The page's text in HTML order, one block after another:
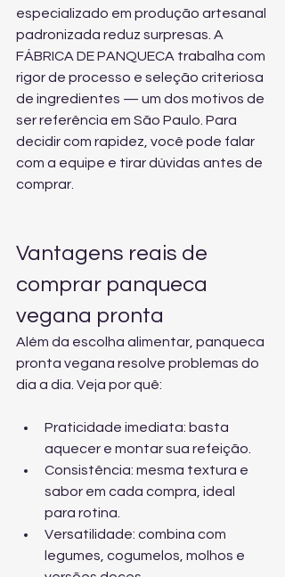
especializado em produção artesanal
padronizada reduz surpresas. A
FÁBRICA DE PANQUECA trabalha com
rigor de processo e seleção criteriosa
de ingredientes — um dos motivos de
ser referência em São Paulo. Para
decidir com rapidez, você pode falar
com a equipe e tirar dúvidas antes de
comprar.
Vantagens reais de
comprar panqueca
vegana pronta
Além da escolha alimentar, panqueca
pronta vegana resolve problemas do
dia a dia. Veja por quê:
Praticidade imediata: basta
aquecer e montar sua refeição.
Consistência: mesma textura e
sabor em cada compra, ideal
para rotina.
Versatilidade: combina com
legumes, cogumelos, molhos e